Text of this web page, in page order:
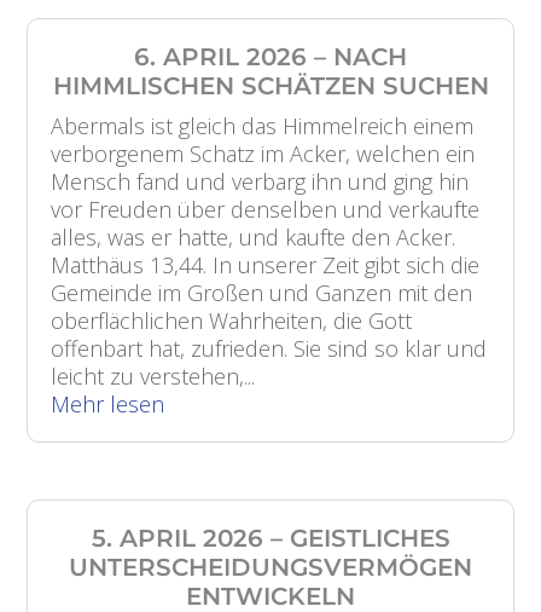
6. APRIL 2026 – NACH
HIMMLISCHEN SCHÄTZEN SUCHEN
Abermals ist gleich das Himmelreich einem
verborgenem Schatz im Acker, welchen ein
Mensch fand und verbarg ihn und ging hin
vor Freuden über denselben und verkaufte
alles, was er hatte, und kaufte den Acker.
Matthäus 13,44. In unserer Zeit gibt sich die
Gemeinde im Großen und Ganzen mit den
oberflächlichen Wahrheiten, die Gott
offenbart hat, zufrieden. Sie sind so klar und
leicht zu verstehen,...
Mehr lesen
5. APRIL 2026 – GEISTLICHES
UNTERSCHEIDUNGSVERMÖGEN
ENTWICKELN